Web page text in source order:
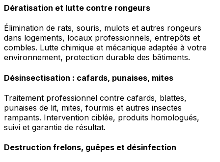
Dératisation et lutte contre rongeurs
Élimination de rats, souris, mulots et autres rongeurs
dans logements, locaux professionnels, entrepôts et
combles. Lutte chimique et mécanique adaptée à votre
environnement, protection durable des bâtiments.
Désinsectisation : cafards, punaises, mites
Traitement professionnel contre cafards, blattes,
punaises de lit, mites, fourmis et autres insectes
rampants. Intervention ciblée, produits homologués,
suivi et garantie de résultat.
Destruction frelons, guêpes et désinfection